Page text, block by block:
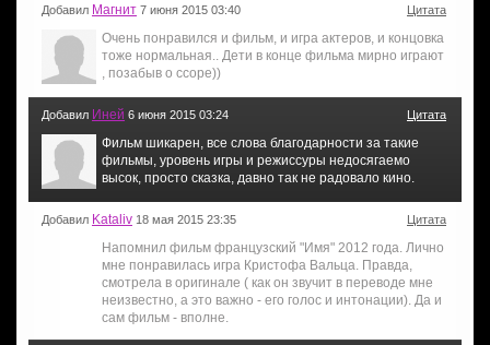
Добавил Магнит 7 июня 2015 03:40 Цитата
Очень понравился и фильм, и игра актеров, и концовка
тоже нормальная.. Дети в конце фильма мирно играют
, позабыв о ссоре))
Добавил Иней 6 июня 2015 03:24 Цитата
Фильм шикарен, все слова благодарности за такие
фильмы, уровень игры и режиссуры недосягаемо
высок, просто сказка, давно так не радовало кино.
Добавил Kataliv 18 мая 2015 23:35 Цитата
Напомнил фильм французский "Имя" 2012 года. Лично
мне понравилась игра Кристофа Вальца. Правда,
смотрела в оригинале ( как он звучит в переводе мне
неизвестно, а это важно - его голос и интонации). Да и
сам фильм - вполне.